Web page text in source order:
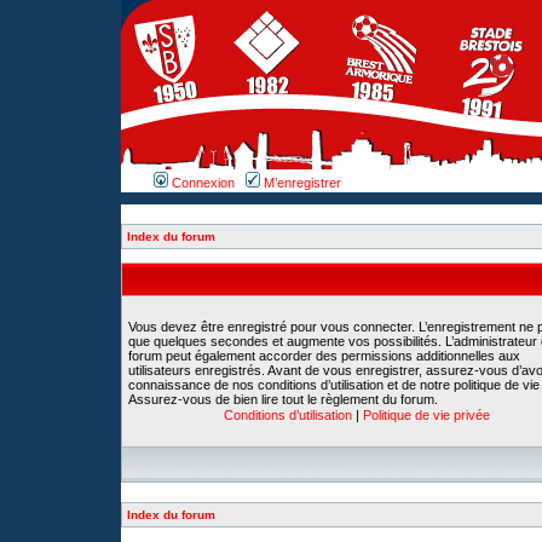
Connexion M’enregistrer
Index du forum
Vous devez être enregistré pour vous connecter. L’enregistrement ne
que quelques secondes et augmente vos possibilités. L’administrateur
forum peut également accorder des permissions additionnelles aux
utilisateurs enregistrés. Avant de vous enregistrer, assurez-vous
connaissance de nos conditions d’utilisation et de notre politique de
Assurez-vous de bien lire tout le règlement du forum.
Conditions d’utilisation | Politique de vie privée
Index du forum